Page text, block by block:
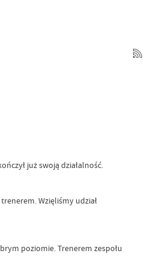
już swoją działalność.
Wzięliśmy udział
poziomie. Trenerem zespołu